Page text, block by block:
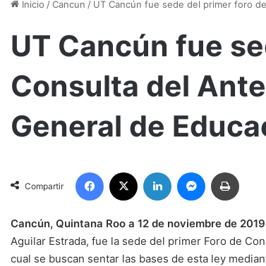
Inicio /Cancun / UT Cancún fue sede del primer foro
UT Cancún fue
Consulta del
General de
Compartir
Cancún, Quintana Roo a 12 de noviembre de
Aguilar Estrada, fue la sede del primer Foro de
cual se buscan sentar las bases de esta ley